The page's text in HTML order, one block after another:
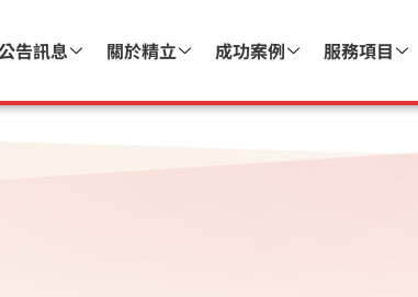
告訊息 關於精立 成功案例 服務項目